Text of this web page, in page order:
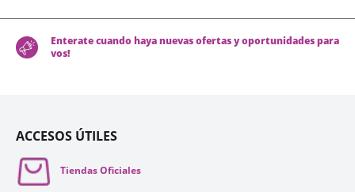
Enterate cuando haya nuevas ofertas y oportunidades para
vos!
ACCESOS ÚTILES
Tiendas Oficiales